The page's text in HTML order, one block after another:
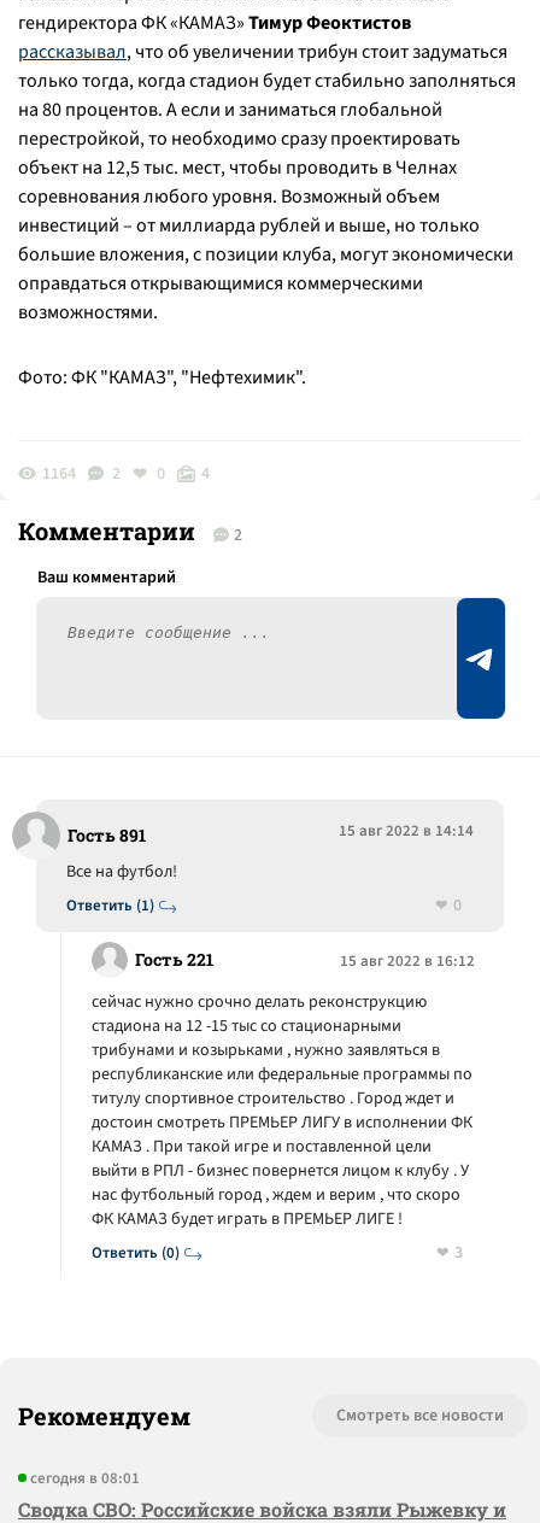
гендиректора ФК «КАМАЗ»Тимур Феоктистов
рассказывал, что об увеличении трибун стоит задуматься
только тогда, когда стадион будет стабильно заполняться
на 80 процентов. А если и заниматься глобальной
перестройкой, то необходимо сразу проектировать
объект на 12,5 тыс. мест, чтобы проводить в Челнах
соревнования любого уровня. Возможный объем
инвестиций – от миллиарда рублей и выше, но только
большие вложения, с позиции клуба, могут экономически
оправдаться открывающимися коммерческими
возможностями.
Фото: ФК "КАМАЗ", "Нефтехимик".
1164 2 0 4
Комментарии 2
Гость 891 15 авг 2022 в 14:14
Ответить (1)
Все на футбол!
0
Гость 221 15 авг 2022 в 16:12
Ответить (0)
сейчас нужно срочно делать реконструкцию
стадиона на 12 -15 тыс со стационарными
трибунами и козырьками , нужно заявляться в
республиканские или федеральные программы по
титулу спортивное строительство . Город ждет и
достоин смотреть ПРЕМЬЕР ЛИГУ в исполнении ФК
КАМАЗ . При такой игре и поставленной цели
выйти в РПЛ - бизнес повернется лицом к клубу . У
нас футбольный город , ждем и верим , что скоро
ФК КАМАЗ будет играть в ПРЕМЬЕР ЛИГЕ !
3
Рекомендуем Смотреть все новости
сегодня в 08:01
Сводка СВО: Российские войска взяли Рыжевку и